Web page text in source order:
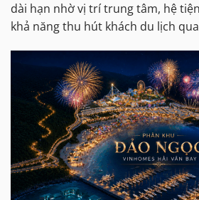
dài hạn nhờ vị trí trung tâm, hệ
khả năng thu hút khách du lịch